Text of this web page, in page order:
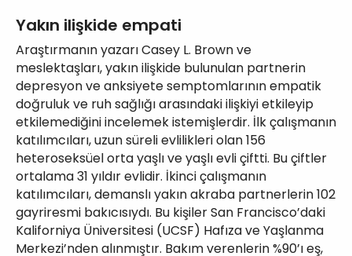
Yakın ilişkide empati
Araştırmanın yazarı Casey L. Brown ve
meslektaşları, yakın ilişkide bulunulan partnerin
depresyon ve anksiyete semptomlarının empatik
doğruluk ve ruh sağlığı arasındaki ilişkiyi etkileyip
etkilemediğini incelemek istemişlerdir. İlk çalışmanın
katılımcıları, uzun süreli evlilikleri olan 156
heteroseksüel orta yaşlı ve yaşlı evli çiftti. Bu çiftler
ortalama 31 yıldır evlidir. İkinci çalışmanın
katılımcıları, demanslı yakın akraba partnerlerin 102
gayriresmi bakıcısıydı. Bu kişiler San Francisco’daki
Kaliforniya Üniversitesi (UCSF) Hafıza ve Yaşlanma
Merkezi’nden alınmıştır. Bakım verenlerin %90’ı eş,